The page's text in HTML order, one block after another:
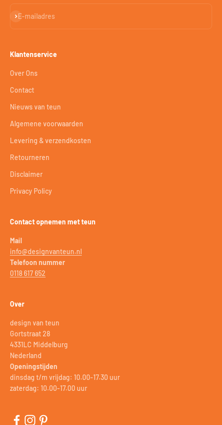
E-mailadres
Abonneren
Klantenservice
Over Ons
Contact
Nieuws van teun
Algemene voorwaarden
Levering & verzendkosten
Retourneren
Disclaimer
Privacy Policy
Contact opnemen met teun
Mail
info@designvanteun.nl
Telefoon nummer
0118 617 652
Over
design van teun
Gortstraat 28
4331LC Middelburg
Nederland
Openingstijden
dinsdag t/m vrijdag: 10.00-17.30 uur
zaterdag: 10.00-17.00 uur